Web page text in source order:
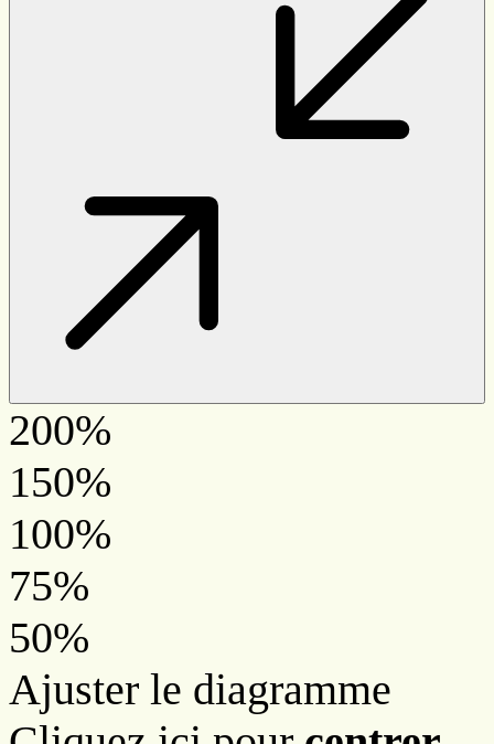
200%
150%
100%
75%
50%
Ajuster le diagramme